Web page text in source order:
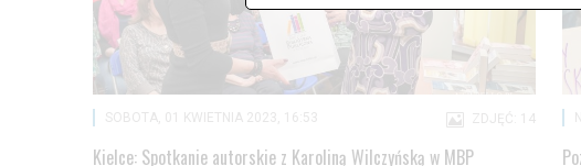
ZDJĘĆ: 14
SOBOTA, 01 KWIETNIA 2023, 16:53
Kielce: Spotkanie autorskie z Karoliną Wilczyńską w MBP